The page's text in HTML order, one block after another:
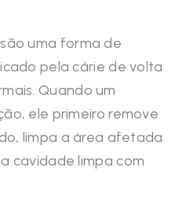
uma forma de
pela cárie de volta
Quando um
ele primeiro remove
limpa a área afetada
cavidade limpa com